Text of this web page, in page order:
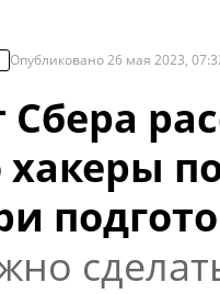
Опубликовано26 мая 2023,
Сбера